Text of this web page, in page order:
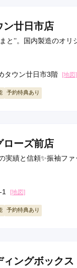
根県(26)
山口県(60)
賀県(25)
大分県(36)
児島県(31)
沖縄県
廿日市店
と’’。国内製造のオリ
タウン廿日市3階
[地図]
予約特典あり
ーズ前店
実績と信頼✨振袖フ
1
[地図]
予約特典あり
ングボック